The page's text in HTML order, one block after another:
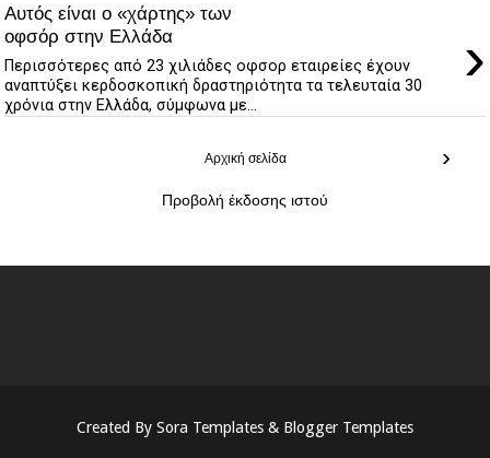
Αυτός είναι ο «χάρτης» των
οφσόρ στην Ελλάδα
›
Περισσότερες από 23 χιλιάδες οφσορ εταιρείες έχουν
αναπτύξει κερδοσκοπική δραστηριότητα τα τελευταία 30
χρόνια στην Ελλάδα, σύμφωνα με...
›
Αρχική σελίδα
Προβολή έκδοσης ιστού
Created By Sora Templates & Blogger Templates